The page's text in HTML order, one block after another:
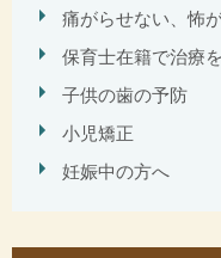
痛がらせない、怖
保育士在籍で治療
子供の歯の予防
小児矯正
妊娠中の方へ